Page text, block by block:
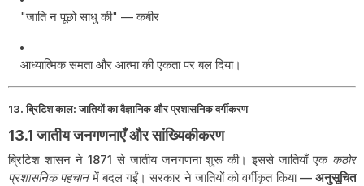
"जाति न पूछो साधु की" — कबीर
आध्यात्मिक समता और आत्मा की एकता पर बल दिया।
13. ब्रिटिश काल: जातियों का वैज्ञानिक और प्रशासनिक वर्गीकरण
13.1 जातीय जनगणनाएँ और सांख्यिकीकरण
ब्रिटिश शासन ने 1871 से जातीय जनगणना शुरू की। इससे जातियाँ एक कठोर
प्रशासनिक पहचानमें बदल गईं। सरकार ने जातियों को वर्गीकृत किया — अनुसूचित